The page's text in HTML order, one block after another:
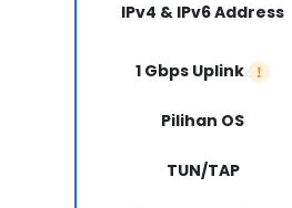
IPv4 & IPv6 Address
1 Gbps Uplink
Pilihan OS
TUN/TAP